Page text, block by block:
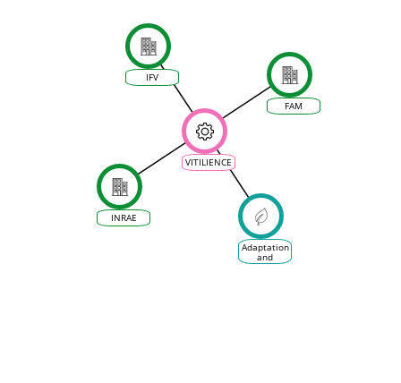
VITILIENCE
IFV
INRAE
FAM
Adaptation
and
Mitigation